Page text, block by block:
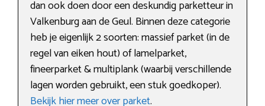
dan ook doen door een deskundig parketteur in
Valkenburg aan de Geul. Binnen deze categorie
heb je eigenlijk 2 soorten: massief parket (in de
regel van eiken hout) of lamelparket,
fineerparket & multiplank (waarbij verschillende
lagen worden gebruikt, een stuk goedkoper).
Bekijk hier meer over parket.